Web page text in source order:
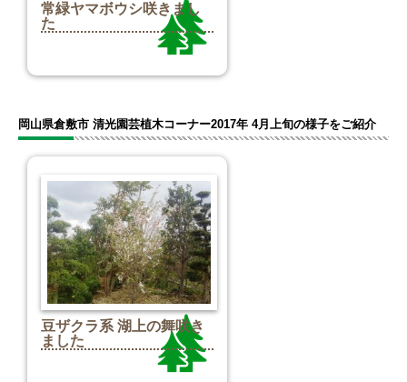
常緑ヤマボウシ咲きまし
た
岡山県倉敷市 清光園芸植木コーナー2017年 4月上旬の様子をご紹介
豆ザクラ系 湖上の舞咲き
ました